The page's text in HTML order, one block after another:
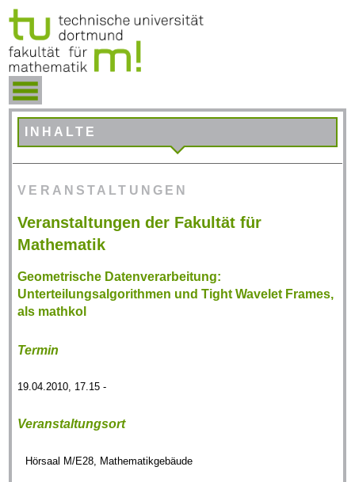
INHALTE
VERANSTALTUNGEN
Veranstaltungen der Fakultät für
Mathematik
Geometrische Datenverarbeitung:
Unterteilungsalgorithmen und Tight Wavelet Frames,
als mathkol
Termin
19.04.2010, 17.15 -
Veranstaltungsort
Hörsaal M/E28, Mathematikgebäude